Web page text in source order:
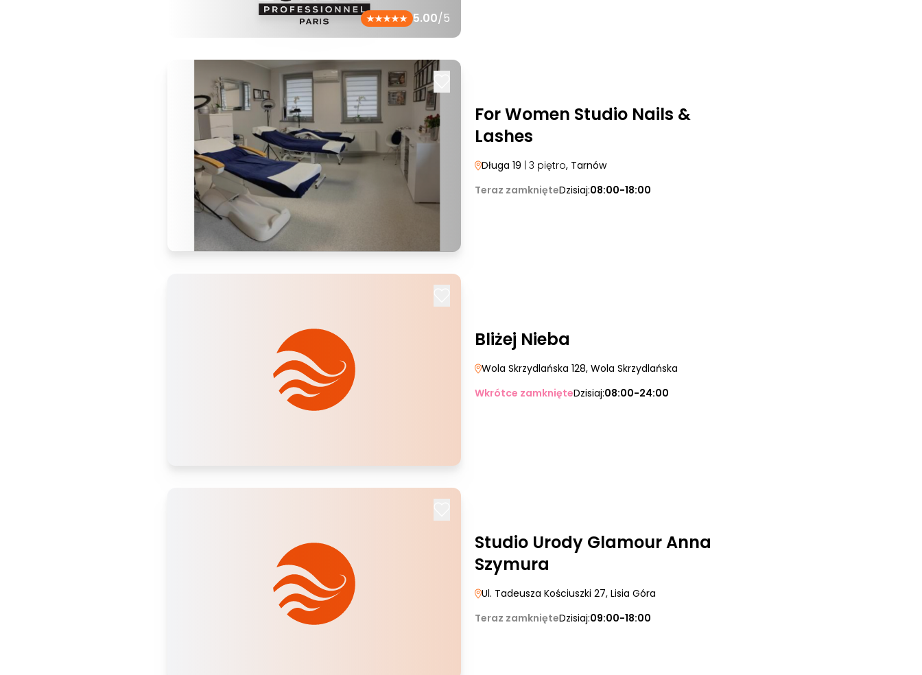
5.00/5
For Women Studio Nails &
Lashes
Długa 19 | 3 piętro, Tarnów
Teraz zamknięteDzisiaj:08:00-18:00
Bliżej Nieba
Wola Skrzydlańska 128, Wola Skrzydlańska
Wkrótce zamknięteDzisiaj:08:00-24:00
Studio Urody Glamour Anna
Szymura
Ul. Tadeusza Kościuszki 27, Lisia Góra
Teraz zamknięteDzisiaj:09:00-18:00